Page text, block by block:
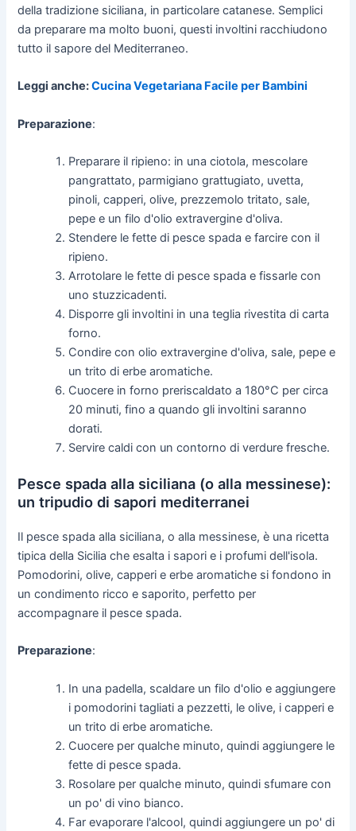
della tradizione siciliana, in particolare catanese. Semplici
da preparare ma molto buoni, questi involtini racchiudono
tutto il sapore del Mediterraneo.
Leggi anche:Cucina Vegetariana Facile per Bambini
Preparazione:
Preparare il ripieno: in una ciotola, mescolare
pangrattato, parmigiano grattugiato, uvetta,
pinoli, capperi, olive, prezzemolo tritato, sale,
pepe e un filo d'olio extravergine d'oliva.
Stendere le fette di pesce spada e farcire con il
ripieno.
Arrotolare le fette di pesce spada e fissarle con
uno stuzzicadenti.
Disporre gli involtini in una teglia rivestita di carta
forno.
Condire con olio extravergine d'oliva, sale, pepe e
un trito di erbe aromatiche.
Cuocere in forno preriscaldato a 180°C per circa
20 minuti, fino a quando gli involtini saranno
dorati.
Servire caldi con un contorno di verdure fresche.
Pesce spada alla siciliana (o alla messinese):
un tripudio di sapori mediterranei
Il pesce spada alla siciliana, o alla messinese, è una ricetta
tipica della Sicilia che esalta i sapori e i profumi dell'isola.
Pomodorini, olive, capperi e erbe aromatiche si fondono in
un condimento ricco e saporito, perfetto per
accompagnare il pesce spada.
Preparazione:
In una padella, scaldare un filo d'olio e aggiungere
i pomodorini tagliati a pezzetti, le olive, i capperi e
un trito di erbe aromatiche.
Cuocere per qualche minuto, quindi aggiungere le
fette di pesce spada.
Rosolare per qualche minuto, quindi sfumare con
un po' di vino bianco.
Far evaporare l'alcool, quindi aggiungere un po' di